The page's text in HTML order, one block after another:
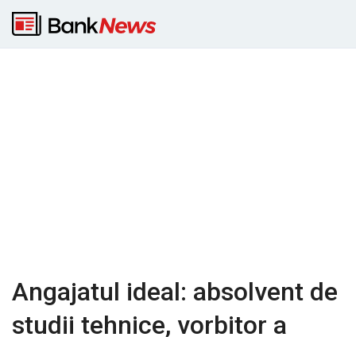
Angajatul ideal: absolvent de
studii tehnice, vorbitor a